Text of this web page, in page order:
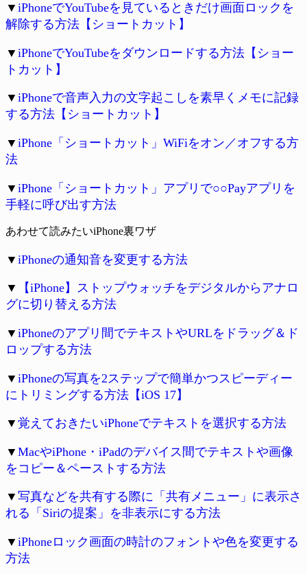
▼ iPhoneでYouTubeを見ているときだけ画面ロックを
解除する方法【ショートカット】
▼ iPhoneでYouTubeをダウンロードする方法【ショー
トカット】
▼ iPhoneで音声入力の文字起こしを素早くメモに記録
する方法【ショートカット】
▼ iPhone「ショートカット」WiFiをオン／オフする方
法
▼ iPhone「ショートカット」アプリで○○Payアプリを
手軽に呼び出す方法
あわせて読みたいiPhone裏ワザ
▼ iPhoneの通知音を変更する方法
▼
【iPhone】ストップウォッチをデジタルからアナロ
グに切り替える方法
▼ iPhoneのアプリ間でテキストやURLをドラッグ＆ド
ロップする方法
▼ iPhoneの写真を2ステップで簡単かつスピーディー
にトリミングする方法【iOS 17】
▼ 覚えておきたいiPhoneでテキストを選択する方法
▼ MacやiPhone・iPadのデバイス間でテキストや画像
をコピー＆ペーストする方法
▼ 写真などを共有する際に「共有メニュー」に表示さ
れる「Siriの提案」を非表示にする方法
▼ iPhoneロック画面の時計のフォントや色を変更する
方法